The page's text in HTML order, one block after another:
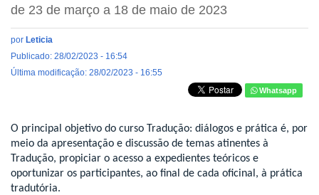
de 23 de março a 18 de maio de 2023
por Leticia
Publicado: 28/02/2023 - 16:54
Última modificação: 28/02/2023 - 16:55
Whatsapp
O principal objetivo do curso Tradução: diálogos e prática é, por
meio da apresentação e discussão de temas atinentes à
Tradução, propiciar o acesso a expedientes teóricos e
oportunizar os participantes, ao final de cada oficinal, à prática
tradutória.